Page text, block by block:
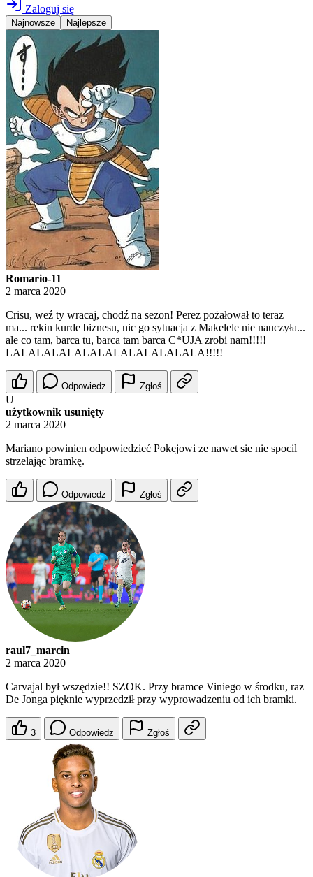
Zaloguj się
Najnowsze Najlepsze
Romario-11
2 marca 2020
Crisu, weź ty wracaj, chodź na sezon! Perez pożałował to teraz
ma... rekin kurde biznesu, nic go sytuacja z Makelele nie nauczyła...
ale co tam, barca tu, barca tam barca C*UJA zrobi nam!!!!!
LALALALALALALALALALALALALA!!!!!
Odpowiedz Zgłoś
U
użytkownik usunięty
2 marca 2020
Mariano powinien odpowiedzieć Pokejowi ze nawet sie nie spocil
strzelając bramkę.
Odpowiedz Zgłoś
raul7_marcin
2 marca 2020
Carvajal był wszędzie!! SZOK. Przy bramce Viniego w środku, raz
De Jonga pięknie wyprzedził przy wyprowadzeniu od ich bramki.
3 Odpowiedz Zgłoś